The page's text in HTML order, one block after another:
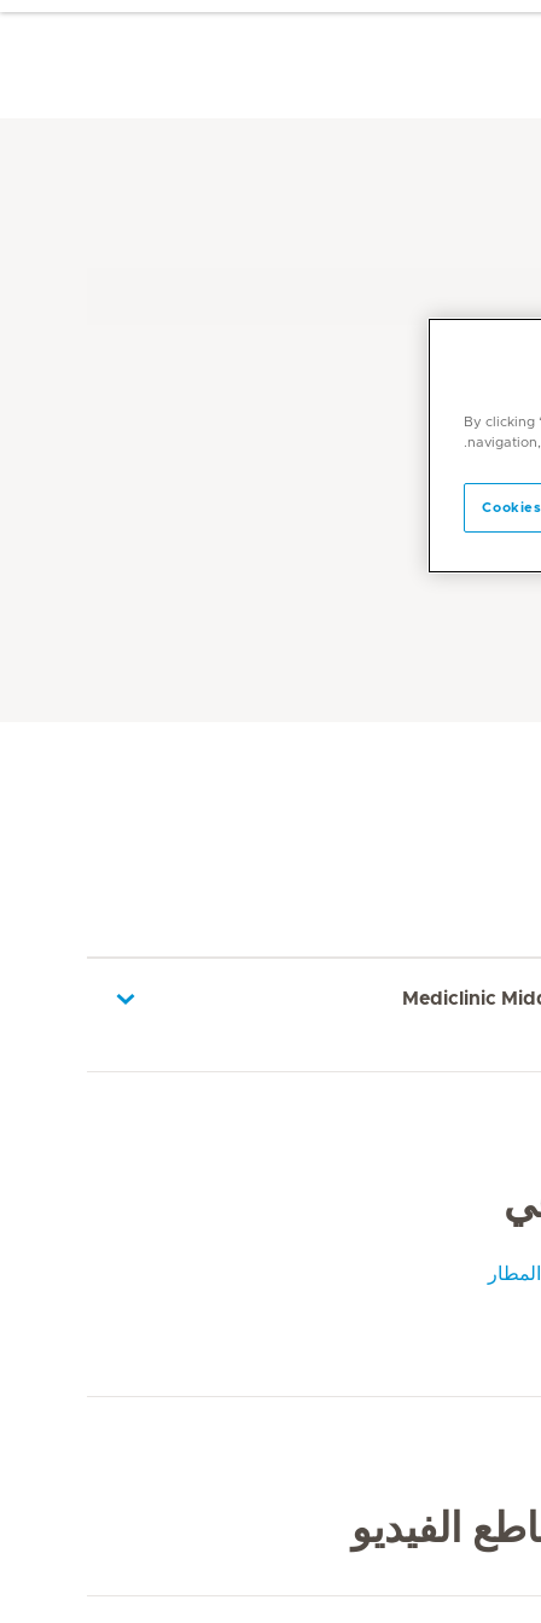
Mediclinic
الفيديو
By clicking